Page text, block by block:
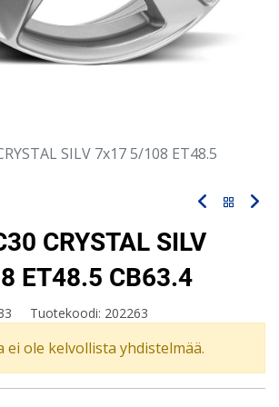
SILV 7x17 5/108 ET48.5
CRYSTAL SILV
ET48.5 CB63.4
Tuotekoodi: 202263
ei ole kelvollista yhdistelmää.